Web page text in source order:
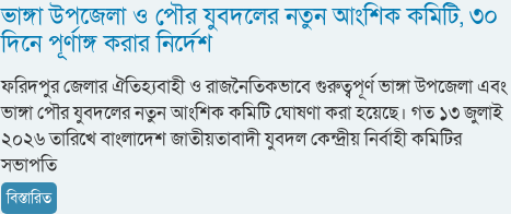
ভাঙ্গা উপজেলা ও পৌর যুবদলের নতুন আংশিক কমিটি, ৩০
দিনে পূর্ণাঙ্গ করার নির্দেশ
​ফরিদপুর জেলার ঐতিহ্যবাহী ও রাজনৈতিকভাবে গুরুত্বপূর্ণ ভাঙ্গা উপজেলা এবং
ভাঙ্গা পৌর যুবদলের নতুন আংশিক কমিটি ঘোষণা করা হয়েছে। গত ১৩ জুলাই
২০২৬ তারিখে বাংলাদেশ জাতীয়তাবাদী যুবদল কেন্দ্রীয় নির্বাহী কমিটির
সভাপতি
বিস্তারিত